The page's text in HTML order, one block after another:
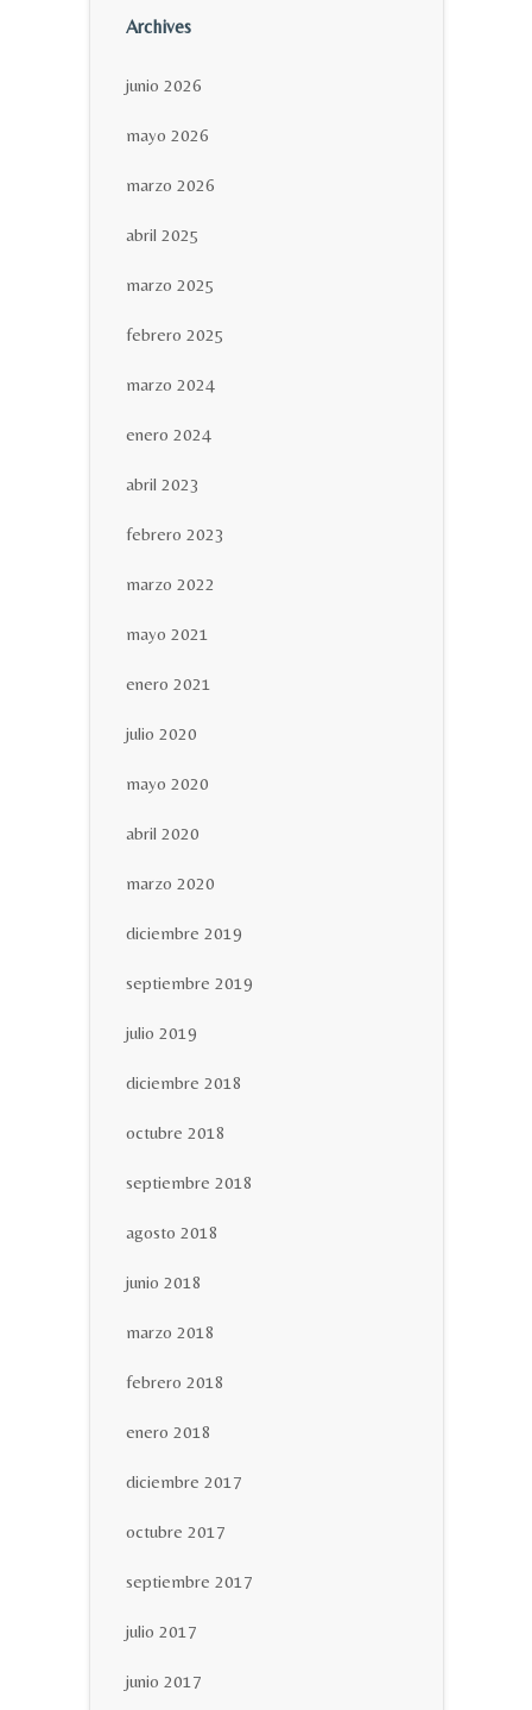
Archives
junio 2026
mayo 2026
marzo 2026
abril 2025
marzo 2025
febrero 2025
marzo 2024
enero 2024
abril 2023
febrero 2023
marzo 2022
mayo 2021
enero 2021
julio 2020
mayo 2020
abril 2020
marzo 2020
diciembre 2019
septiembre 2019
julio 2019
diciembre 2018
octubre 2018
septiembre 2018
agosto 2018
junio 2018
marzo 2018
febrero 2018
enero 2018
diciembre 2017
octubre 2017
septiembre 2017
julio 2017
junio 2017